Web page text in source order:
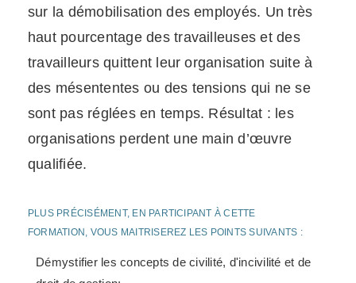
sur la démobilisation des employés. Un très
haut pourcentage des travailleuses et des
travailleurs quittent leur organisation suite à
des mésententes ou des tensions qui ne se
sont pas réglées en temps. Résultat : les
organisations perdent une main d’œuvre
qualifiée.
PLUS PRÉCISÉMENT, EN PARTICIPANT À CETTE
FORMATION, VOUS MAITRISEREZ LES POINTS SUIVANTS :
Démystifier les concepts de civilité, d'incivilité et de